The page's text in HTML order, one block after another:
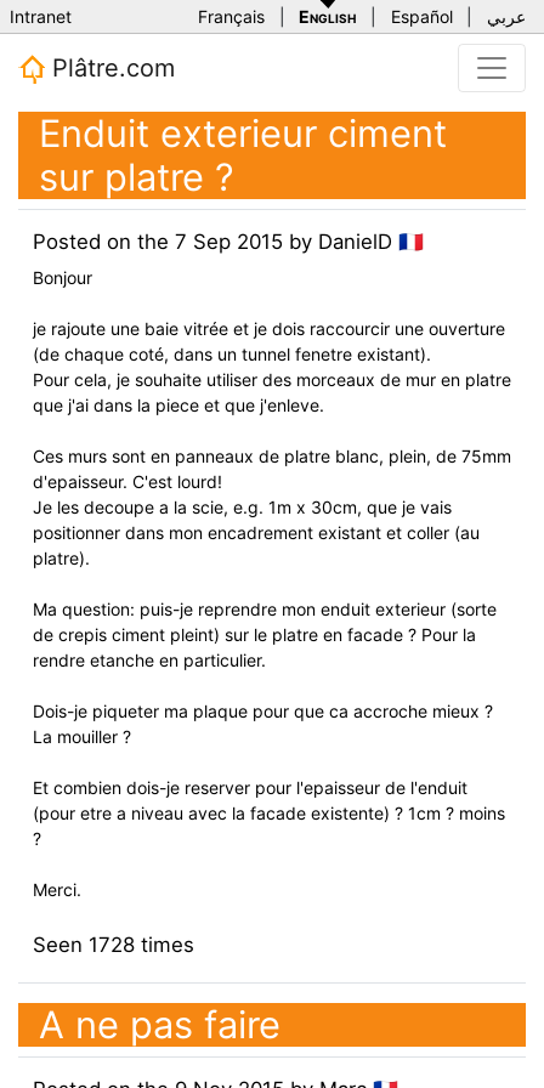
Intranet Français English Español عربي
Plâtre.com
Enduit exterieur ciment
sur platre ?
Posted on the 7 Sep 2015 by DanielD 🇫🇷
Bonjour
je rajoute une baie vitrée et je dois raccourcir une ouverture
(de chaque coté, dans un tunnel fenetre existant).
Pour cela, je souhaite utiliser des morceaux de mur en platre
que j'ai dans la piece et que j'enleve.
Ces murs sont en panneaux de platre blanc, plein, de 75mm
d'epaisseur. C'est lourd!
Je les decoupe a la scie, e.g. 1m x 30cm, que je vais
positionner dans mon encadrement existant et coller (au
platre).
Ma question: puis-je reprendre mon enduit exterieur (sorte
de crepis ciment pleint) sur le platre en facade ? Pour la
rendre etanche en particulier.
Dois-je piqueter ma plaque pour que ca accroche mieux ?
La mouiller ?
Et combien dois-je reserver pour l'epaisseur de l'enduit
(pour etre a niveau avec la facade existente) ? 1cm ? moins
?
Merci.
Seen 1728 times
A ne pas faire